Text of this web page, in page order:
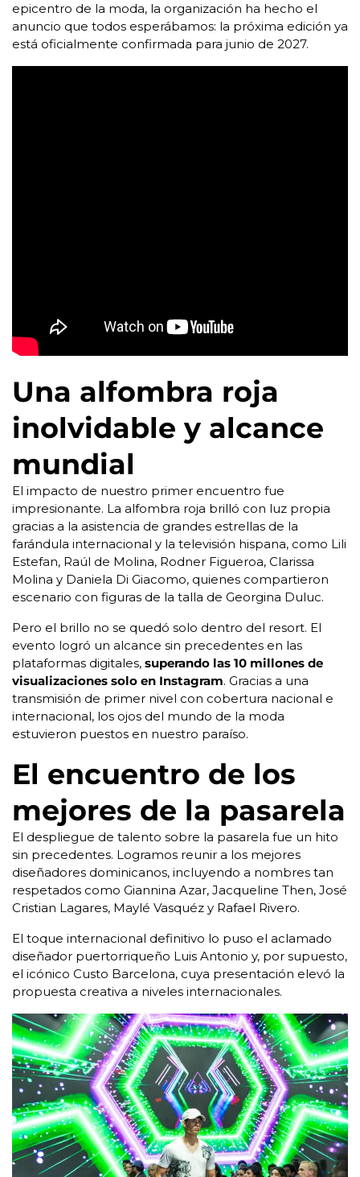
epicentro de la moda, la organización ha hecho el
anuncio que todos esperábamos: la próxima edición ya
está oficialmente confirmada para junio de 2027.
Una alfombra roja
inolvidable y alcance
mundial
El impacto de nuestro primer encuentro fue
impresionante. La alfombra roja brilló con luz propia
gracias a la asistencia de grandes estrellas de la
farándula internacional y la televisión hispana, como Lili
Estefan, Raúl de Molina, Rodner Figueroa, Clarissa
Molina y Daniela Di Giacomo, quienes compartieron
escenario con figuras de la talla de Georgina Duluc.
Pero el brillo no se quedó solo dentro del resort. El
evento logró un alcance sin precedentes en las
plataformas digitales, superando las 10 millones de
visualizaciones solo en Instagram. Gracias a una
transmisión de primer nivel con cobertura nacional e
internacional, los ojos del mundo de la moda
estuvieron puestos en nuestro paraíso.
El encuentro de los
mejores de la pasarela
El despliegue de talento sobre la pasarela fue un hito
sin precedentes. Logramos reunir a los mejores
diseñadores dominicanos, incluyendo a nombres tan
respetados como Giannina Azar, Jacqueline Then, José
Cristian Lagares, Maylé Vasquéz y Rafael Rivero.
El toque internacional definitivo lo puso el aclamado
diseñador puertorriqueño Luis Antonio y, por supuesto,
el icónico Custo Barcelona, cuya presentación elevó la
propuesta creativa a niveles internacionales.